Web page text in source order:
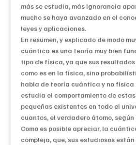
más se estudia, más ignorancia
mucho se haya avanzado en el
leyes y aplicaciones.
En resumen, y explicado de modo
cuántica es una teoría muy bien
tipo de física, ya que sus
como es en la física, sino
habla de teoría cuántica y no física
estudia el comportamiento de
pequeñas existentes en todo el
cuantos, el verdadero átomo,
Como es posible apreciar, la
compleja, que, sus estudiosos están